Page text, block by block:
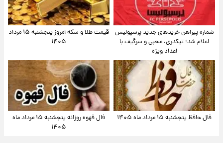
شماره پیراهن خریدهای جدید پرسپولیس
اعلام شد؛ تیکدری، محبی و سرگیف با
اعداد ویژه
قیمت طلا و سکه امروز پنجشنبه ۱۵ مرداد
۱۴۰۵
فال حافظ پنجشنبه ۱۵ مرداد ماه ۱۴۰۵
فال قهوه روزانه پنجشنبه ۱۵ مرداد ماه
۱۴۰۵